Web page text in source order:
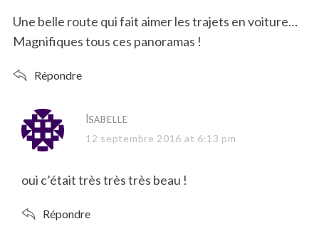
s
:
Une belle route qui fait aimer les trajets en voiture…
Magnifiques tous ces panoramas !
Répondre
s
a
s
Isabelle
12 septembre 2016 at 6:13 pm
oui c’était très très très beau !
Répondre